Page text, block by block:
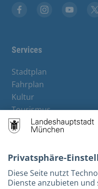
Services
Stadtplan
Fahrplan
Kultur
Tourismus
M-Strom
Bürgerservice
Rechtliches und Kontakt